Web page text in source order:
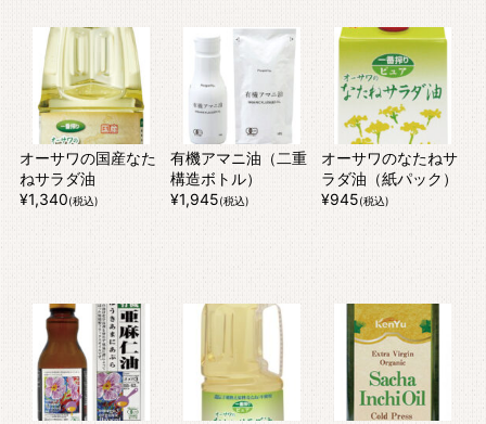
オーサワの国産なた
ねサラダ油
¥1,340(税込)
有機アマニ油（二重
構造ボトル）
¥1,945(税込)
オーサワのなたねサ
ラダ油（紙パック）
¥945(税込)